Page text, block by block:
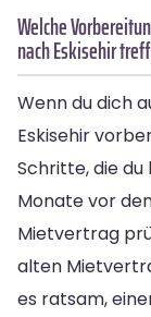
Welche
nach Eskisehir
Wenn du dich
Eskisehir
Schritte, die
Monate vor
Mietvertrag
alten
es ratsam,